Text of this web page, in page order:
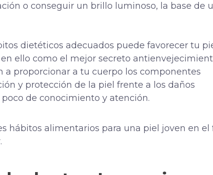
o conseguir un brillo luminoso, la base de
dietéticos adecuados puede favorecer tu
ello como el mejor secreto
a proporcionar a tu cuerpo los componentes
y protección de la piel frente a los daños
de conocimiento y atención.
hábitos alimentarios para una piel joven en el